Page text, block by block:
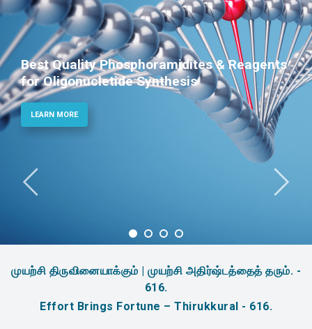
Best Quality Phosphoramidites & Reagents
for Oligonucletide Synthesis
LEARN MORE
முயற்சி திருவினையாக்கும் | முயற்சி அதிர்ஷ்டத்தைத் தரும். -
616.
Effort Brings Fortune – Thirukkural - 616.